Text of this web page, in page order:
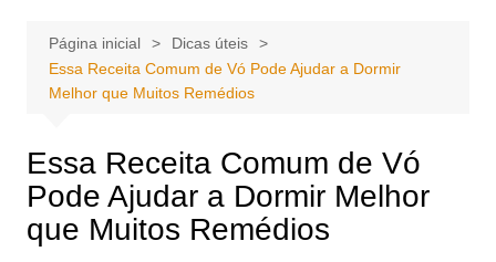
Página inicial
Dicas úteis
Essa Receita Comum de Vó Pode Ajudar a Dormir
Melhor que Muitos Remédios
Essa Receita Comum de Vó
Pode Ajudar a Dormir Melhor
que Muitos Remédios